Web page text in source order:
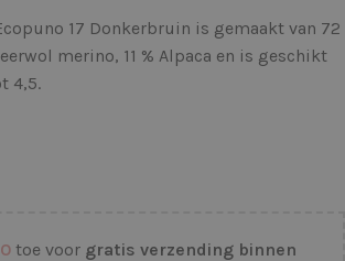
17 Donkerbruin is gemaakt van 72
merino, 11 % Alpaca en is geschikt
4,5.
toe voor gratis verzending binnen